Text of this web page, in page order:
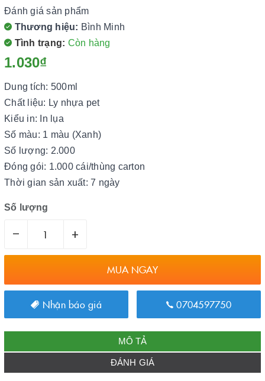
Đánh giá sản phẩm
Thương hiệu: Bình Minh
Tình trạng: Còn hàng
1.030₫
Dung tích: 500ml
Chất liệu: Ly nhựa pet
Kiểu in: In lụa
Số màu: 1 màu (Xanh)
Số lượng: 2.000
Đóng gói: 1.000 cái/thùng carton
Thời gian sản xuất: 7 ngày
Số lượng
– +
MUA NGAY
Nhận báo giá 0704597750
MÔ TẢ
ĐÁNH GIÁ